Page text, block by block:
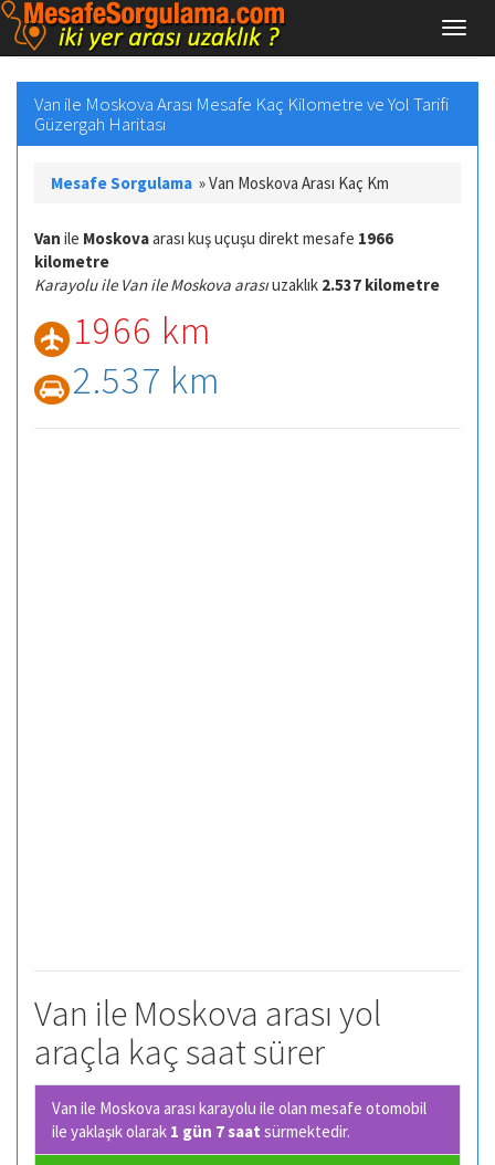
Van ile Moskova Arası Mesafe Kaç Kilometre ve Yol Tarifi
Güzergah Haritası
Mesafe Sorgulama »Van Moskova Arası Kaç Km
Van ile Moskovaarası kuş uçuşu direkt mesafe 1966
kilometre
Karayolu ile Van ile Moskova arasıuzaklık 2.537 kilometre
1966 km
2.537 km
Van ile Moskova arası yol
araçla kaç saat sürer
Van ile Moskova arası karayolu ile olan mesafe otomobil
ile yaklaşık olarak 1 gün 7 saat sürmektedir.